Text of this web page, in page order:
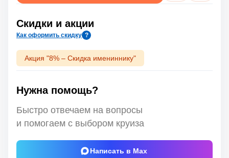
Скидки и акции
Как оформить скидку ?
Акция "8% – Скидка имениннику"
Нужна помощь?
Быстро отвечаем на вопросы
и помогаем с выбором круиза
Написать в Max